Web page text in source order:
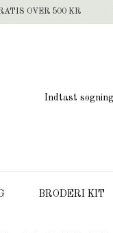
OVER 500 KR
BRODERI KIT